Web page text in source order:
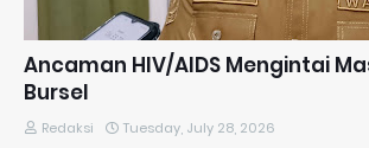
Ancaman HIV/AIDS Mengintai
Bursel
Redaksi Tuesday, July 28, 2026